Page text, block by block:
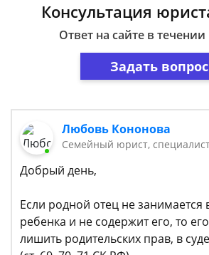
Консультация
Ответ на сайте в
Задать вопрос
Любовь Кононова
Семейный юрист,
Добрый день,
Если родной отец не занимается
ребенка и не содержит его, то
лишить родительских прав, в